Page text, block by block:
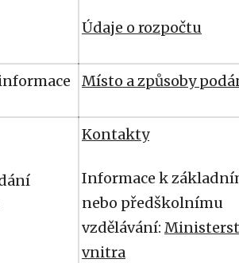
Údaje o rozpočtu
Místo a způsoby
Kontakty
Informace k
nebo předškolnímu
vzdělávání:
vnitra